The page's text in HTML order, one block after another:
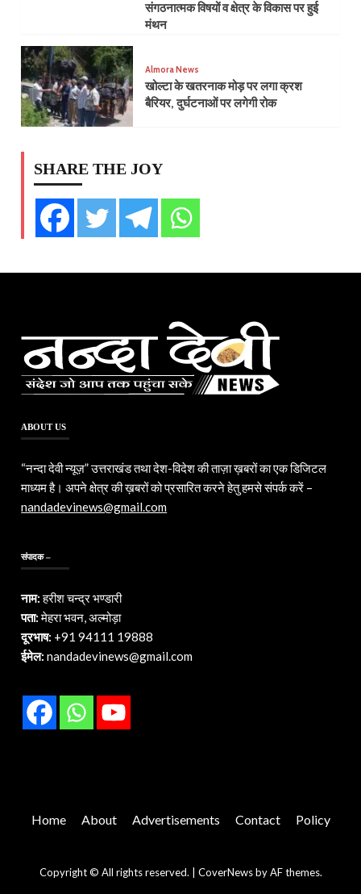
संगठनात्मक विषयों व क्षेत्र के विकास पर हुई
मंथन
Almora News
खोल्टा के खतरनाक मोड़ पर लगा क्रश
बैरियर, दुर्घटनाओं पर लगेगी रोक
SHARE THE JOY
ABOUT US
“नन्दा देवी न्यूज़” उत्तराखंड तथा देश-विदेश की ताज़ा ख़बरों का एक डिजिटल
माध्यम है। अपने क्षेत्र की ख़बरों को प्रसारित करने हेतु हमसे संपर्क करें –
nandadevinews@gmail.com
संपादक –
नाम:हरीश चन्द्र भण्डारी
पता:मेहरा भवन, अल्मोड़ा
दूरभाष: +91 94111 19888
ईमेल:nandadevinews@gmail.com
Home About Advertisements Contact Policy
Copyright © All rights reserved. CoverNewsby AF themes.